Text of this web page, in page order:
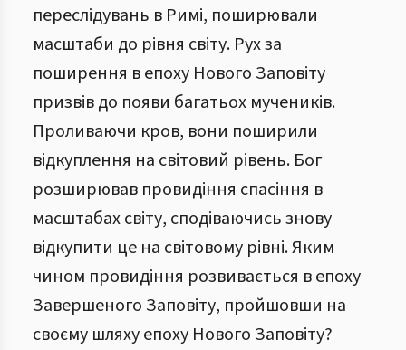
переслідувань в Римі, поширювали
масштаби до рівня світу. Рух за
поширення в епоху Нового Заповіту
призвів до появи багатьох мучеників.
Проливаючи кров, вони поширили
відкуплення на світовий рівень. Бог
розширював провидіння спасіння в
масштабах світу, сподіваючись знову
відкупити це на світовому рівні. Яким
чином провидіння розвивається в епоху
Завершеного Заповіту, пройшовши на
своєму шляху епоху Нового Заповіту?